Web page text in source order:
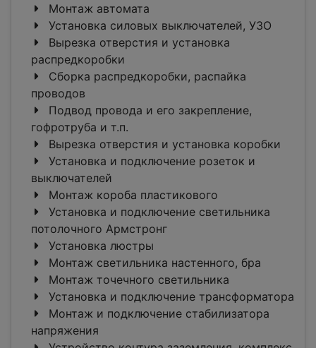
Монтаж автомата
Установка силовых выключателей, УЗО
Вырезка отверстия и установка
распредкоробки
Сборка распредкоробки, распайка
проводов
Подвод провода и его закрепление,
гофротруба и т.п.
Вырезка отверстия и установка коробки
Установка и подключение розеток и
выключателей
Монтаж короба пластикового
Установка и подключение светильника
потолочного Армстронг
Установка люстры
Монтаж светильника настенного, бра
Монтаж точечного светильника
Установка и подключение трансформатора
Монтаж и подключение стабилизатора
напряжения